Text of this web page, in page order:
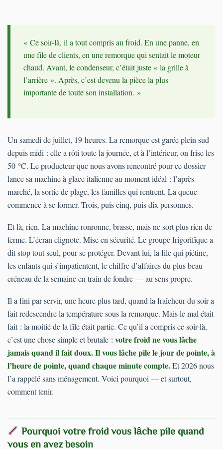
« Ce soir-là, il a tout compris au froid. En une panne, en
une file de clients, en une remorque qui sentait le moteur
chaud. Avant, le condenseur, c’était juste « la grille à
l’arrière ». Après, c’est devenu la pièce la plus
importante de toute son installation. »
Un samedi de juillet, 19 heures. La remorque est garée plein sud
depuis midi : elle a rôti toute la journée, et à l’intérieur, on frise les
50 °C. Le producteur que nous avons rencontré pour ce dossier
lance sa machine à glace italienne au moment idéal : l’après-
marché, la sortie de plage, les familles qui rentrent. La queue
commence à se former. Trois, puis cinq, puis dix personnes.
Et là, rien. La machine ronronne, brasse, mais ne sort plus rien de
ferme. L’écran clignote. Mise en sécurité. Le groupe frigorifique a
dit stop tout seul, pour se protéger. Devant lui, la file qui piétine,
les enfants qui s’impatientent, le chiffre d’affaires du plus beau
créneau de la semaine en train de fondre — au sens propre.
Il a fini par servir, une heure plus tard, quand la fraîcheur du soir a
fait redescendre la température sous la remorque. Mais le mal était
fait : la moitié de la file était partie. Ce qu’il a compris ce soir-là,
c’est une chose simple et brutale : votre froid ne vous lâche
jamais quand il fait doux. Il vous lâche pile le jour de pointe, à
l’heure de pointe, quand chaque minute compte.Et 2026 nous
l’a rappelé sans ménagement. Voici pourquoi — et surtout,
comment tenir.
Pourquoi votre froid vous lâche pile quand
vous en avez besoin